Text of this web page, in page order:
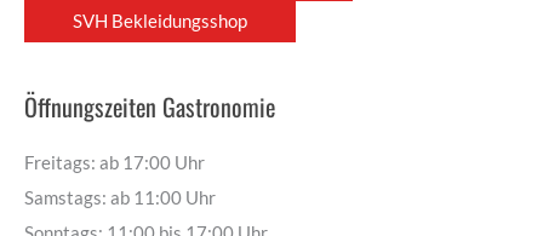
SVH Bekleidungsshop
Öffnungszeiten Gastronomie
Freitags: ab 17:00 Uhr
Samstags: ab 11:00 Uhr